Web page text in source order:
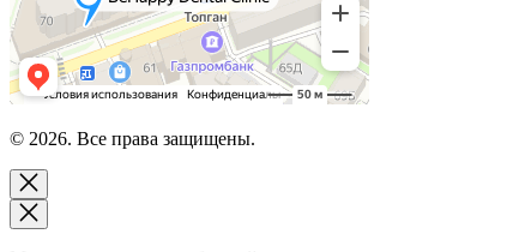
© 2026. Все права защищены.